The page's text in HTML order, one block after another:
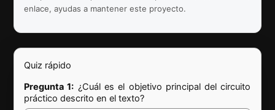
enlace, ayudas a mantener este proyecto.
Quiz rápido
Pregunta 1: ¿Cuál es el objetivo principal del circuito
práctico descrito en el texto?